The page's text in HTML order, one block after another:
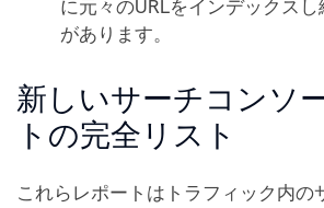
に元々のURLをインデックス
があります。
新しいサーチコンソ
トの完全リスト
これらレポートはトラフィック内の